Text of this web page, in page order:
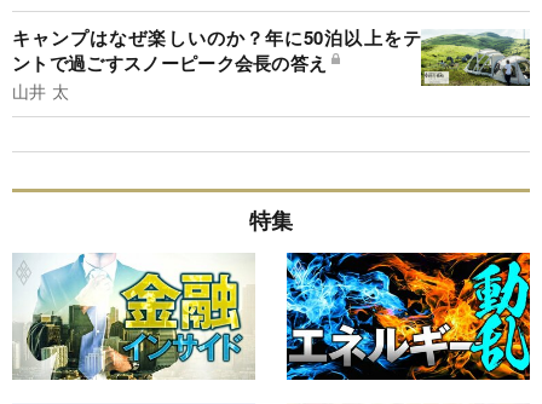
キャンプはなぜ楽しいのか？年に50泊以上をテ
ントで過ごすスノーピーク会長の答え
山井 太
特集